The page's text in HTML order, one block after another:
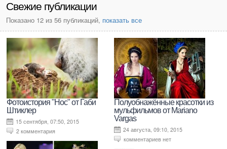
Свежие публикации
Показано 12 из 56 публикаций, показать все
Фотоистория "Нос" от Габи
Штиклер
15 сентября, 07:50, 2015
2 комментария
Полуобнажённые красотки из
мульфильмов от Mariano
Vargas
24 августа, 09:10, 2015
комментариев нет